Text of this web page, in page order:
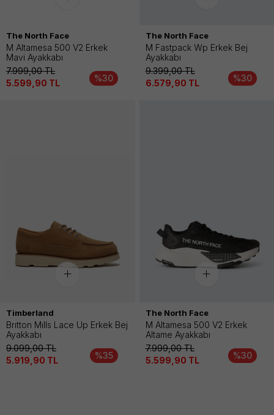
The North Face
M Altamesa 500 V2 Erkek
Mavi Ayakkabı
7.999,00TL
5.599,90 TL %30
The North Face
M Fastpack Wp Erkek Bej
Ayakkabı
9.399,00TL
6.579,90 TL %30
Timberland
Brıtton Mılls Lace Up Erkek Bej
Ayakkabı
9.099,00TL
5.919,90 TL %35
The North Face
M Altamesa 500 V2 Erkek
Altame Ayakkabı
7.999,00TL
5.599,90 TL %30